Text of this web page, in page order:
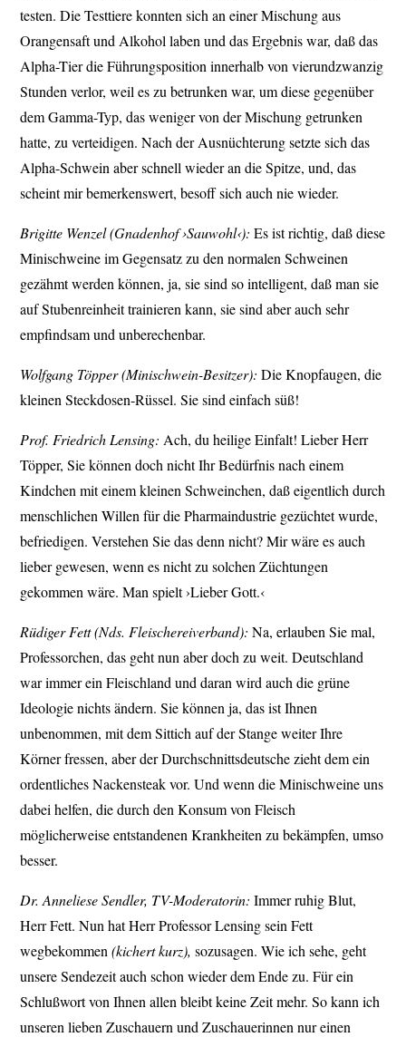
testen. Die Testtiere konnten sich an einer Mischung aus
Orangensaft und Alkohol laben und das Ergebnis war, daß das
Alpha-Tier die Führungsposition innerhalb von vierundzwanzig
Stunden verlor, weil es zu betrunken war, um diese gegenüber
dem Gamma-Typ, das weniger von der Mischung getrunken
hatte, zu verteidigen. Nach der Ausnüchterung setzte sich das
Alpha-Schwein aber schnell wieder an die Spitze, und, das
scheint mir bemerkenswert, besoff sich auch nie wieder.
Brigitte Wenzel (Gnadenhof ›Sauwohl‹): Es ist richtig, daß diese
Minischweine im Gegensatz zu den normalen Schweinen
gezähmt werden können, ja, sie sind so intelligent, daß man sie
auf Stubenreinheit trainieren kann, sie sind aber auch sehr
empfindsam und unberechenbar.
Wolfgang Töpper (Minischwein-Besitzer):Die Knopfaugen, die
kleinen Steckdosen-Rüssel. Sie sind einfach süß!
Prof. Friedrich Lensing: Ach, du heilige Einfalt! Lieber Herr
Töpper, Sie können doch nicht Ihr Bedürfnis nach einem
Kindchen mit einem kleinen Schweinchen, daß eigentlich durch
menschlichen Willen für die Pharmaindustrie gezüchtet wurde,
befriedigen. Verstehen Sie das denn nicht? Mir wäre es auch
lieber gewesen, wenn es nicht zu solchen Züchtungen
gekommen wäre. Man spielt ›Lieber Gott.‹
Rüdiger Fett (Nds. Fleischereiverband):Na, erlauben Sie mal,
Professorchen, das geht nun aber doch zu weit. Deutschland
war immer ein Fleischland und daran wird auch die grüne
Ideologie nichts ändern. Sie können ja, das ist Ihnen
unbenommen, mit dem Sittich auf der Stange weiter Ihre
Körner fressen, aber der Durchschnittsdeutsche zieht dem ein
ordentliches Nackensteak vor. Und wenn die Minischweine uns
dabei helfen, die durch den Konsum von Fleisch
möglicherweise entstandenen Krankheiten zu bekämpfen, umso
besser.
Dr. Anneliese Sendler, TV-Moderatorin:Immer ruhig Blut,
Herr Fett. Nun hat Herr Professor Lensing sein Fett
wegbekommen(kichert kurz),sozusagen. Wie ich sehe, geht
unsere Sendezeit auch schon wieder dem Ende zu. Für ein
Schlußwort von Ihnen allen bleibt keine Zeit mehr. So kann ich
unseren lieben Zuschauern und Zuschauerinnen nur einen